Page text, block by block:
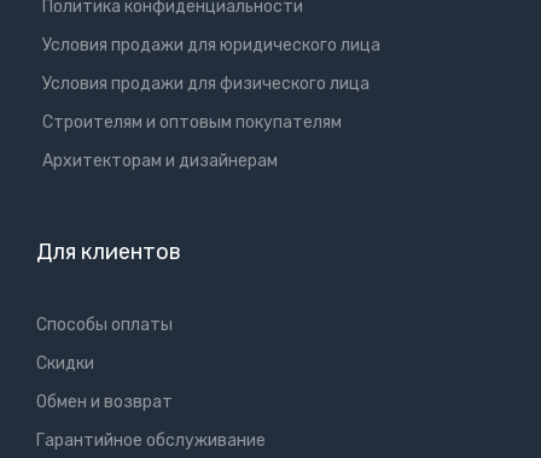
Политика конфиденциальности
Условия продажи для юридического лица
Условия продажи для физического лица
Cтроителям и оптовым покупателям
Aрхитекторам и дизайнерам
Для клиентов
Способы оплаты
Скидки
Обмен и возврат
Гарантийное обслуживание